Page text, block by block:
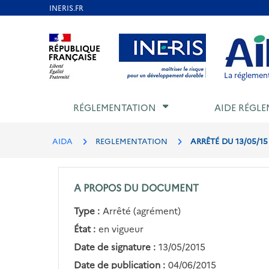
Aller au contenu Aller au menu Aller au
La
RÉGLEMENTATION AIDE
AIDA REGLEMENTATION ARRÊTÉ DU 13/05/
A PROPOS DU DOCUMENT
Type : Arrêté (agrément)
État : en vigueur
Date de signature : 13/05/2015
Date de publication : 04/06/2015